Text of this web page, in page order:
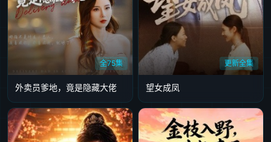
全75集
外卖员爹地，竟是隐藏大佬
更新全集
望女成凤